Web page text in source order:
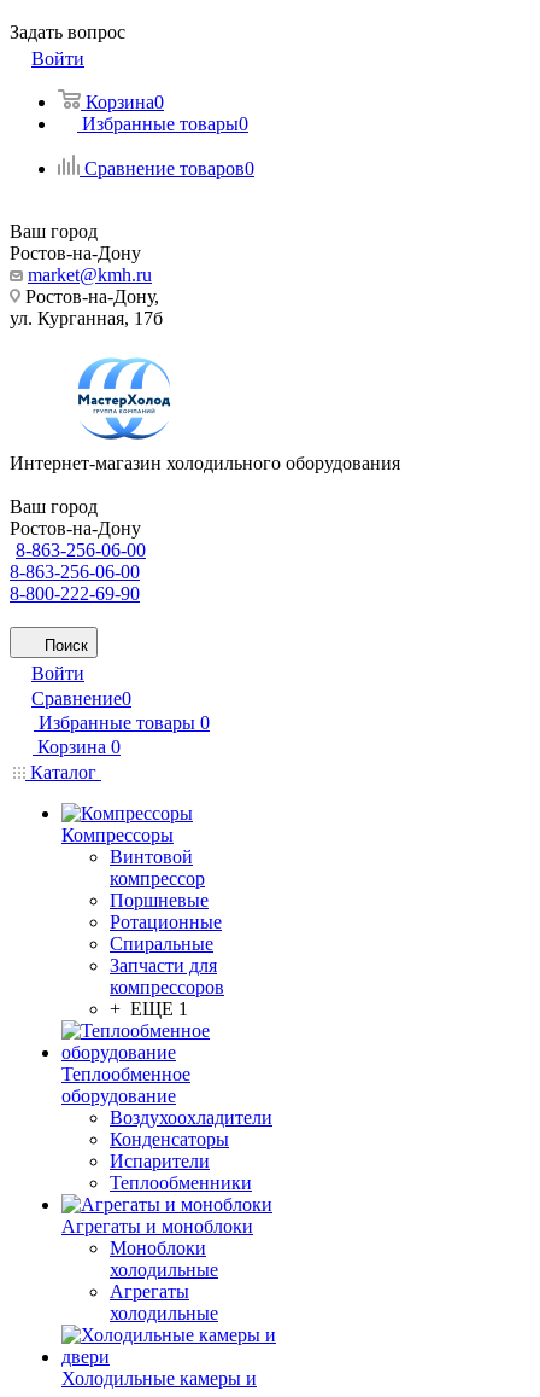
Задать вопрос
Войти
Корзина0
Избранные товары0
Сравнение товаров0
Ваш город
Ростов-на-Дону
market@kmh.ru
Ростов-на-Дону,
ул. Курганная, 17б
Интернет-магазин холодильного оборудования
Ваш город
Ростов-на-Дону
8-863-256-06-00
8-863-256-06-00
8-800-222-69-90
Поиск
Войти
Сравнение0
Избранные товары 0
Корзина 0
Каталог
Компрессоры
Винтовой
компрессор
Поршневые
Ротационные
Спиральные
Запчасти для
компрессоров
+ ЕЩЕ 1
Теплообменное
оборудование
Воздухоохладители
Конденсаторы
Испарители
Теплообменники
Агрегаты и моноблоки
Моноблоки
холодильные
Агрегаты
холодильные
Холодильные камеры и